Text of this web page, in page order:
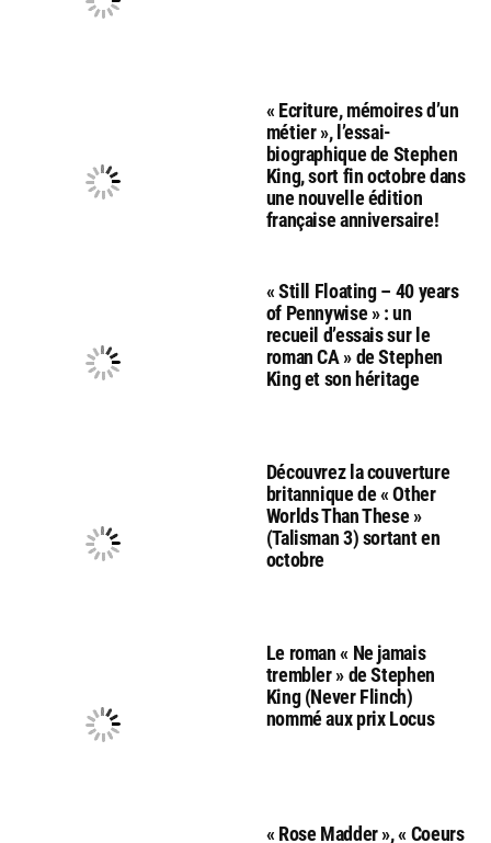
« Ecriture, mémoires d’un
métier », l’essai-
biographique de Stephen
King, sort fin octobre dans
une nouvelle édition
française anniversaire!
« Still Floating – 40 years
of Pennywise » : un
recueil d’essais sur le
roman CA » de Stephen
King et son héritage
Découvrez la couverture
britannique de « Other
Worlds Than These »
(Talisman 3) sortant en
octobre
Le roman « Ne jamais
trembler » de Stephen
King (Never Flinch)
nommé aux prix Locus
« Rose Madder », « Coeurs